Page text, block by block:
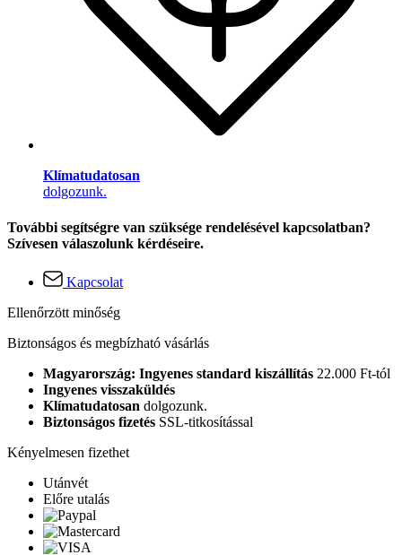
Klímatudatosan
dolgozunk.
További segítségre van szüksége rendelésével kapcsolatban?
Szívesen válaszolunk kérdéseire.
Kapcsolat
Ellenőrzött minőség
Biztonságos és megbízható vásárlás
Magyarország: Ingyenes standard kiszállítás 22.000 Ft-tól
Ingyenes visszaküldés
Klímatudatosan dolgozunk.
Biztonságos fizetés SSL-titkosítással
Kényelmesen fizethet
Utánvét
Előre utalás